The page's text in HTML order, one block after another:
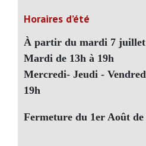
Horaires d’été
À partir du mardi 7 juillet
Mardi de 13h à 19h
Mercredi- Jeudi -
19h
Fermeture du 1er Août